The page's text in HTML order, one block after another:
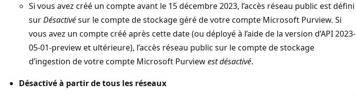
Si vous avez créé un compte avant le 15 décembre 2023, l’accès réseau public est défini
surDésactivésur le compte de stockage géré de votre compte Microsoft Purview. Si
vous avez un compte créé après cette date (ou déployé à l’aide de la version d’API 2023-
05-01-preview et ultérieure), l’accès réseau public sur le compte de stockage
d’ingestion de votre compte Microsoft Purviewest désactivé.
Désactivé à partir de tous les réseaux